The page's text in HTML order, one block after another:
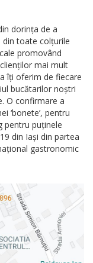
dorința de a
toate colțurile
promovând
mai mult
îți oferim de fiecare
bucătarilor noștri
O confirmare a
‘bonete’, pentru
pentru puținele
din Iași din partea
gastronomic